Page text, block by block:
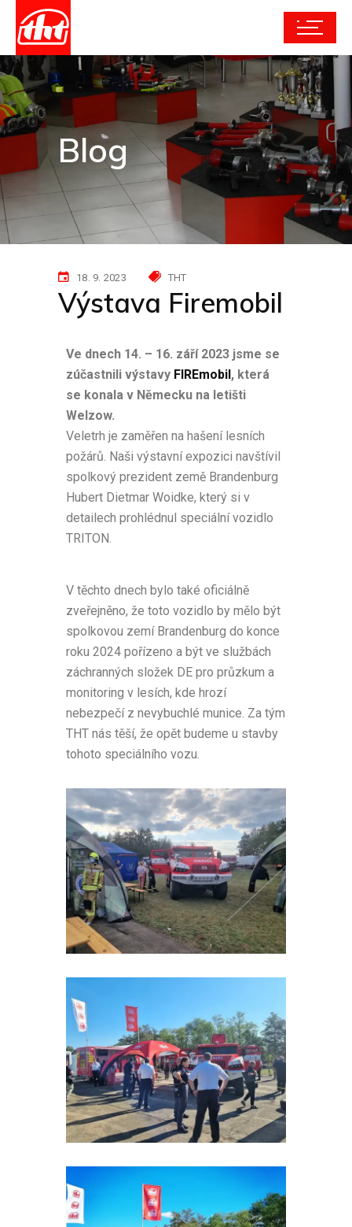
Blog
18. 9. 2023 THT
Výstava Firemobil
Ve dnech 14. – 16. září 2023 jsme se
zúčastnili výstavy FIREmobil, která
se konala v Německu na letišti
Welzow.
Veletrh je zaměřen na hašení lesních
požárů. Naši výstavní expozici navštívil
spolkový prezident země Brandenburg
Hubert Dietmar Woidke, který si v
detailech prohlédnul speciální vozidlo
TRITON.
V těchto dnech bylo také oficiálně
zveřejněno, že toto vozidlo by mělo být
spolkovou zemí Brandenburg do konce
roku 2024 pořízeno a být ve službách
záchranných složek DE pro průzkum a
monitoring v lesích, kde hrozí
nebezpečí z nevybuchlé munice. Za tým
THT nás těší, že opět budeme u stavby
tohoto speciálního vozu.